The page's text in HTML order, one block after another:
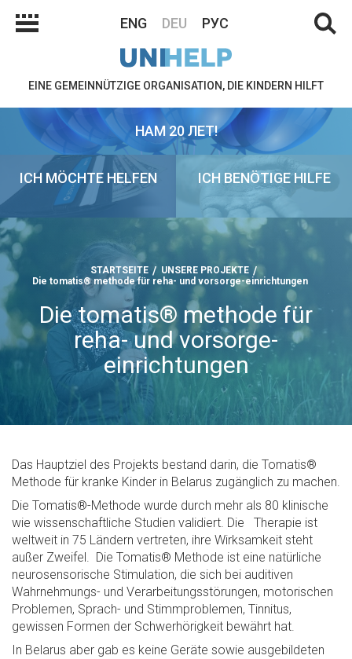
ENG DEU РУС
EINE GEMEINNÜTZIGE ORGANISATION, DIE KINDERN HILFT
НАМ 20 ЛЕТ!
ICH MÖCHTE HELFEN ICH BENÖTIGE HILFE
STARTSEITE
UNSERE PROJEKTE
Die tomatis® methode für reha- und vorsorge-einrichtungen
Die tomatis® methode für
reha- und vorsorge-
einrichtungen
Das Hauptziel des Projekts bestand darin, die Tomatis®
Methode für kranke Kinder in Belarus zugänglich zu machen.
Die Tomatis®-Methode wurde durch mehr als 80 klinische
wie wissenschaftliche Studien validiert. Die Therapie ist
weltweit in 75 Ländern vertreten, ihre Wirksamkeit steht
außer Zweifel. Die Tomatis® Methode ist eine natürliche
neurosensorische Stimulation, die sich bei auditiven
Wahrnehmungs- und Verarbeitungsstörungen, motorischen
Problemen, Sprach- und Stimmproblemen, Tinnitus,
gewissen Formen der Schwerhörigkeit bewährt hat.
In Belarus aber gab es keine Geräte sowie ausgebildeten